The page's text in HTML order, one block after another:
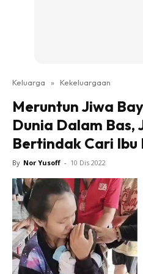
Keluarga » Kekeluargaan
Meruntun Jiwa
Dunia Dalam Bas,
Bertindak Cari Ibu
By Nor Yusoff - 10 Dis 2022